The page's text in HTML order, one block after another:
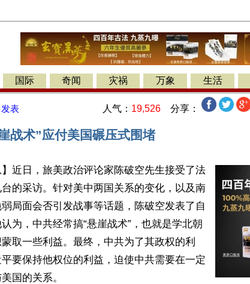
国际 奇闻 灾祸 万象 生活
发表 人气： 19,526 分享：
战术”应付美国碾压式围堵
】近日，旅美政治评论家陈破空先生接受了法
的采访。针对美中两国关系的变化，以及南
局面会否引发战事等话题，陈破空发表了自
为，中共经常搞“悬崖战术”，也就是学北朝
取一些利益。最终，中共为了其政权的利
要保持他权位的利益，迫使中共需要在一定
国的关系。